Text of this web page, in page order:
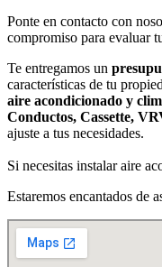
Ponte en contacto con
compromiso para evaluar
Te entregamos un
características de tu
aire acondicionado y
Conductos, Cassette,
ajuste a tus necesidades.
Si necesitas instalar aire
Estaremos encantados de